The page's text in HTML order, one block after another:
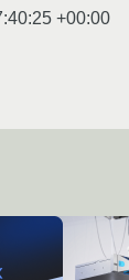
+00:00